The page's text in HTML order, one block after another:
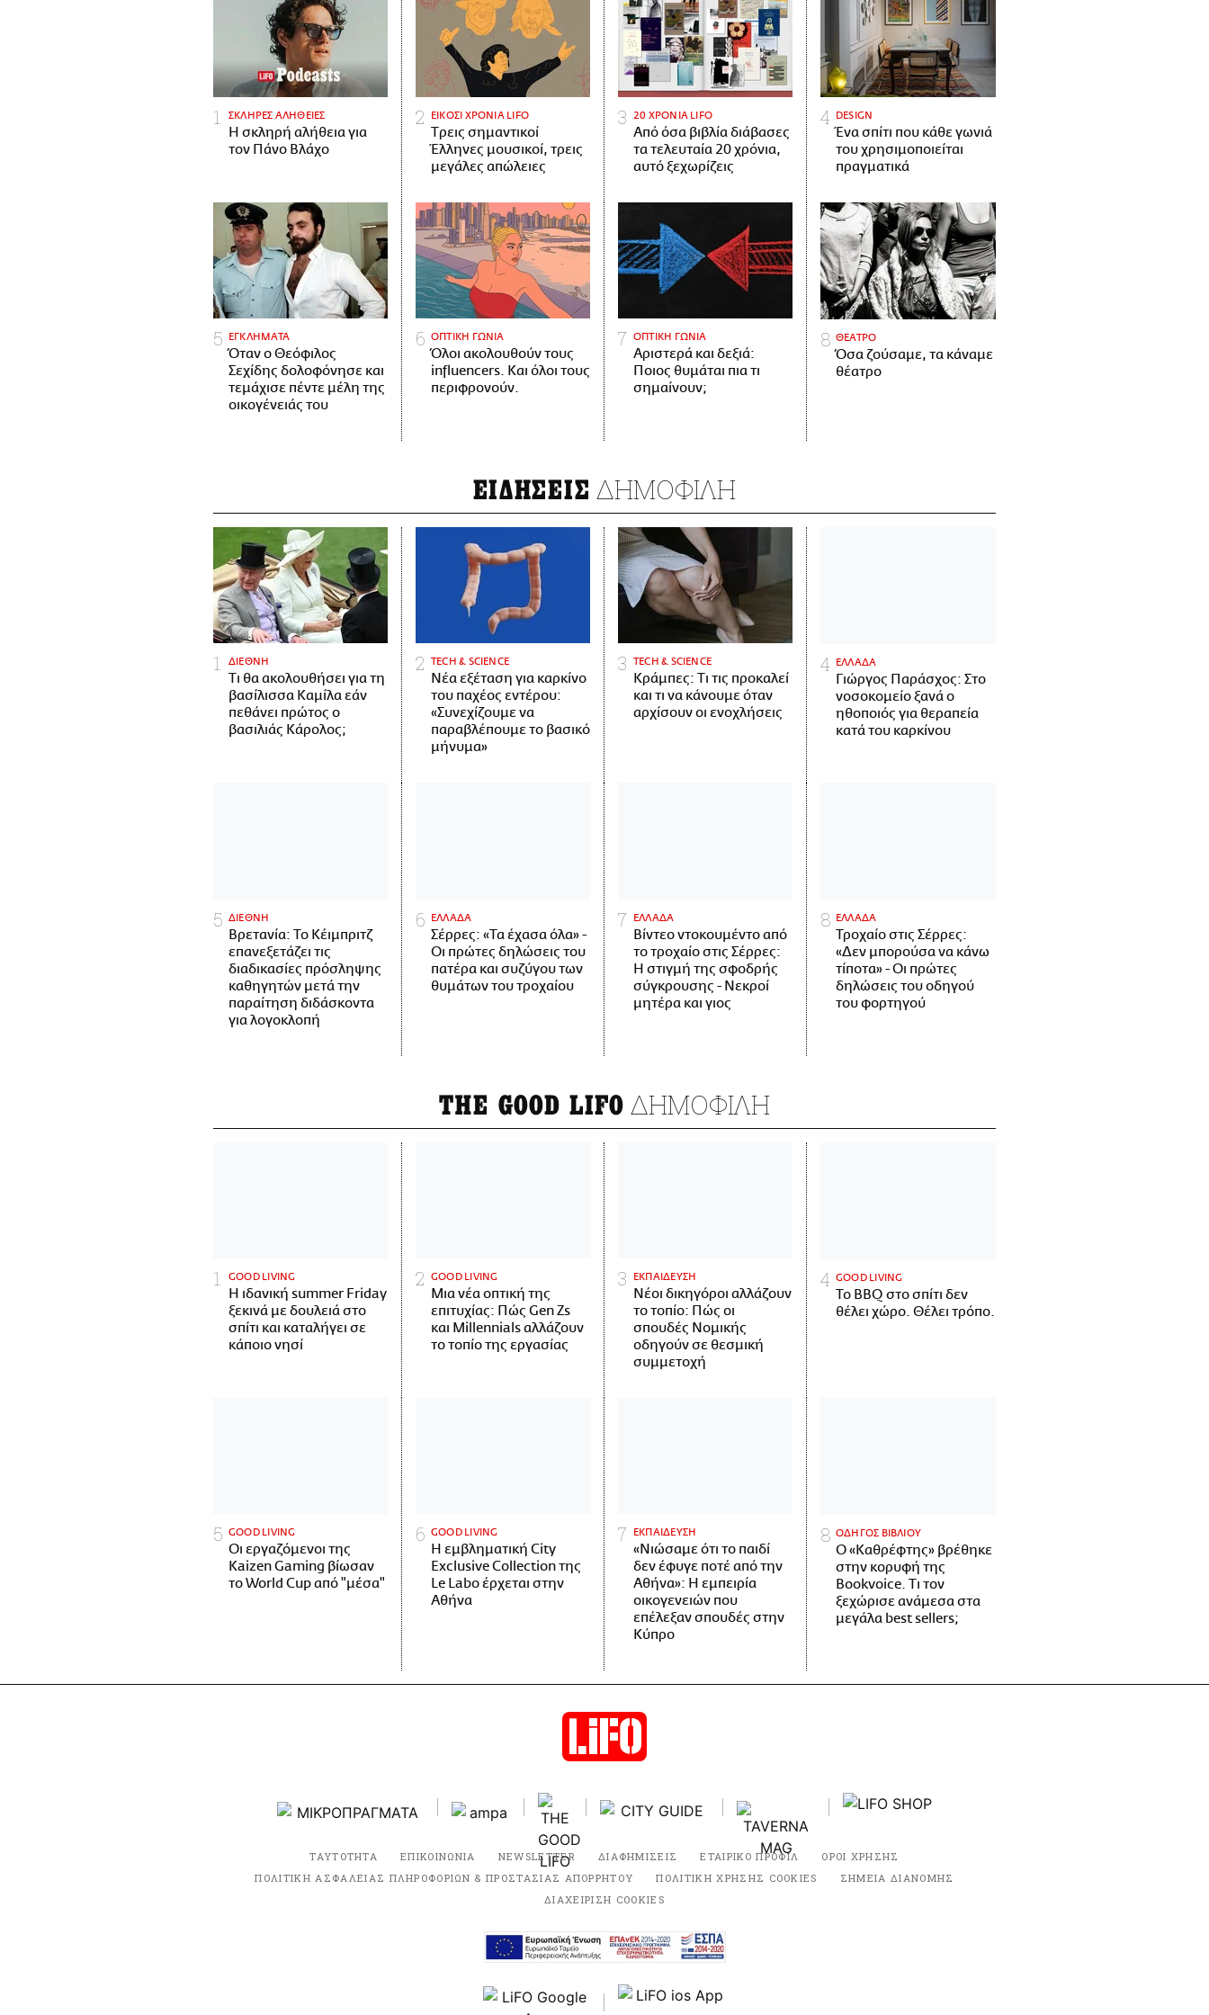
ΣΚΛΗΡΕΣ ΑΛΗΘΕΙΕΣ
H σκληρή αλήθεια για
τον Πάνο Βλάχο
ΕΙΚΟΣΙ ΧΡΟΝΙΑ LIFO
Tρεις σημαντικοί
Έλληνες μουσικοί, τρεις
μεγάλες απώλειες
20 ΧΡΟΝΙΑ LIFO
Από όσα βιβλία διάβασες
τα τελευταία 20 χρόνια,
αυτό ξεχωρίζεις
DESIGN
Ένα σπίτι που κάθε γωνιά
του χρησιμοποιείται
πραγματικά
ΕΓΚΛΗΜΑΤΑ
Όταν ο Θεόφιλος
Σεχίδης δολοφόνησε και
τεμάχισε πέντε μέλη της
οικογένειάς του
ΟΠΤΙΚΗ ΓΩΝΙΑ
Όλοι ακολουθούν τους
influencers. Και όλοι τους
περιφρονούν.
ΟΠΤΙΚΗ ΓΩΝΙΑ
Αριστερά και δεξιά:
Ποιος θυμάται πια τι
σημαίνουν;
ΘΕΑΤΡΟ
Όσα ζούσαμε, τα κάναμε
θέατρο
ΕΙΔΗΣΕΙΣ ΔΗΜΟΦΙΛΗ
ΔΙΕΘΝΗ
Τι θα ακολουθήσει για τη
βασίλισσα Καμίλα εάν
πεθάνει πρώτος ο
βασιλιάς Κάρολος;
ΤECH & SCIENCE
Νέα εξέταση για καρκίνο
του παχέος εντέρου:
«Συνεχίζουμε να
παραβλέπουμε το βασικό
μήνυμα»
ΤECH & SCIENCE
Κράμπες: Τι τις προκαλεί
και τι να κάνουμε όταν
αρχίσουν οι ενοχλήσεις
ΕΛΛΑΔΑ
Γιώργος Παράσχος: Στο
νοσοκομείο ξανά ο
ηθοποιός για θεραπεία
κατά του καρκίνου
ΔΙΕΘΝΗ
Βρετανία: Το Κέιμπριτζ
επανεξετάζει τις
διαδικασίες πρόσληψης
καθηγητών μετά την
παραίτηση διδάσκοντα
για λογοκλοπή
ΕΛΛΑΔΑ
Σέρρες: «Τα έχασα όλα» -
Οι πρώτες δηλώσεις του
πατέρα και συζύγου των
θυμάτων του τροχαίου
ΕΛΛΑΔΑ
Βίντεο ντοκουμέντο από
το τροχαίο στις Σέρρες:
Η στιγμή της σφοδρής
σύγκρουσης - Νεκροί
μητέρα και γιος
ΕΛΛΑΔΑ
Τροχαίο στις Σέρρες:
«Δεν μπορούσα να κάνω
τίποτα» - Οι πρώτες
δηλώσεις του οδηγού
του φορτηγού
THE GOOD LIFO ΔΗΜΟΦΙΛΗ
GOOD LIVING
Η ιδανική summer Friday
ξεκινά με δουλειά στο
σπίτι και καταλήγει σε
κάποιο νησί
GOOD LIVING
Μια νέα οπτική της
επιτυχίας: Πώς Gen Zs
και Millennials αλλάζουν
το τοπίο της εργασίας
ΕΚΠΑΙΔΕΥΣΗ
Νέοι δικηγόροι αλλάζουν
το τοπίο: Πώς οι
σπουδές Νομικής
οδηγούν σε θεσμική
συμμετοχή
GOOD LIVING
Το BBQ στο σπίτι δεν
θέλει χώρο. Θέλει τρόπο.
GOOD LIVING
Οι εργαζόμενοι της
Kaizen Gaming βίωσαν
το World Cup από "μέσα"
GOOD LIVING
Η εμβληματική City
Exclusive Collection της
Le Labo έρχεται στην
Αθήνα
ΕΚΠΑΙΔΕΥΣΗ
«Νιώσαμε ότι το παιδί
δεν έφυγε ποτέ από την
Αθήνα»: Η εμπειρία
οικογενειών που
επέλεξαν σπουδές στην
Κύπρο
ΟΔΗΓΟΣ ΒΙΒΛΙΟΥ
Ο «Καθρέφτης» βρέθηκε
στην κορυφή της
Bookvoice. Τι τον
ξεχώρισε ανάμεσα στα
μεγάλα best sellers;
ΤΑΥΤΟΤΗΤΑ ΕΠΙΚΟΙΝΩΝΙΑ NEWSLETTER ΔΙΑΦΗΜΙΣΕΙΣ ΕΤΑΙΡΙΚΟ ΠΡΟΦΙΛ
ΟΡΟΙ ΧΡΗΣΗΣ
ΠΟΛΙΤΙΚΗ ΑΣΦΑΛΕΙΑΣ ΠΛΗΡΟΦΟΡΙΩΝ & ΠΡΟΣΤΑΣΙΑΣ ΑΠΟΡΡΗΤΟΥ
ΠΟΛΙΤΙΚΗ ΧΡΗΣΗΣ COOKIES
ΣΗΜΕΙΑ ΔΙΑΝΟΜΗΣ
ΔΙΑΧΕΙΡΙΣΗ COOKIES